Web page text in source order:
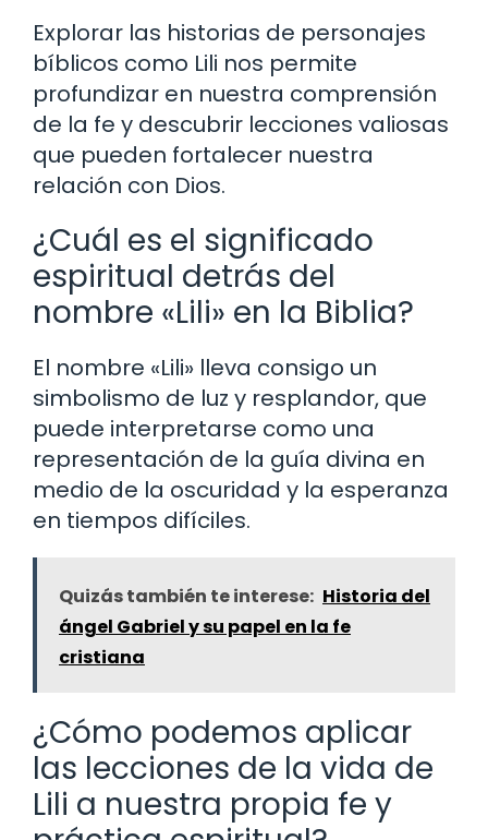
Explorar las historias de personajes
bíblicos como Lili nos permite
profundizar en nuestra comprensión
de la fe y descubrir lecciones valiosas
que pueden fortalecer nuestra
relación con Dios.
¿Cuál es el significado
espiritual detrás del
nombre «Lili» en la Biblia?
El nombre «Lili» lleva consigo un
simbolismo de luz y resplandor, que
puede interpretarse como una
representación de la guía divina en
medio de la oscuridad y la esperanza
en tiempos difíciles.
Quizás también te interese: Historia del
ángel Gabriel y su papel en la fe
cristiana
¿Cómo podemos aplicar
las lecciones de la vida de
Lili a nuestra propia fe y